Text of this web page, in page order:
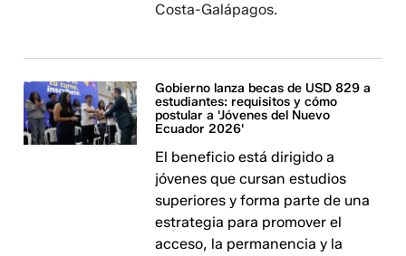
Costa-Galápagos.
Gobierno lanza becas de USD 829 a
estudiantes: requisitos y cómo
postular a 'Jóvenes del Nuevo
Ecuador 2026'
El beneficio está dirigido a
jóvenes que cursan estudios
superiores y forma parte de una
estrategia para promover el
acceso, la permanencia y la